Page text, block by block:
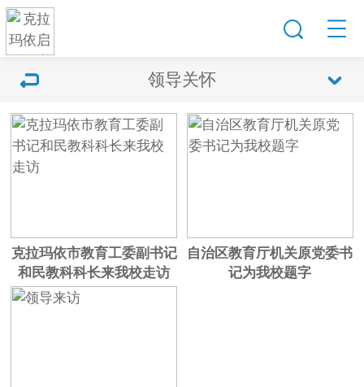
领导关怀
克拉玛依市教育工委副书记
和民教科科长来我校走访
自治区教育厅机关原党委书
记为我校题字